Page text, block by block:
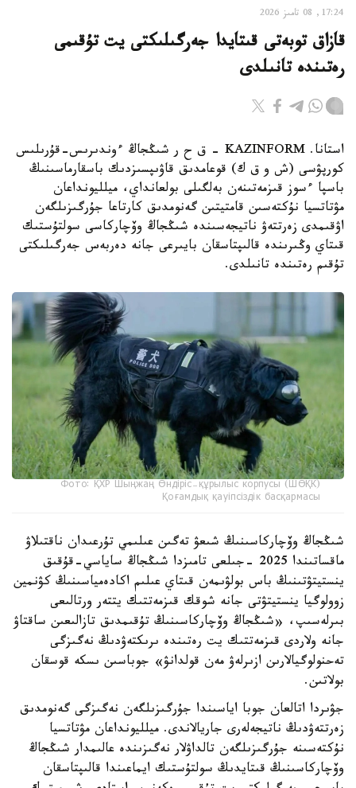
17:24, 08 تامىز 2026
قازاق توبەتى قىتايدا جەرگىلىكتى يت تۇقىمى
رەتىندە تانىلدى
استانا. KAZINFORM – ق ح ر شىڭجاڭ ءوندىرىس-قۇرىلىس
كورپۋسى (ش و ق ك) قوعامدىق قاۋىپسىزدىك باسقارماسىنىڭ
باسپا ءسوز قىزمەتىنەن بەلگىلى بولعانداي، ميلليونداعان
مۋتاتسيا نۇكتەسىن قامتيتىن گەنومدىق كارتاعا جۇرگىزىلگەن
اۋقىمدى زەرتتەۋ ناتيجەسىندە شىڭجاڭ وۆچاركاسى سولتۇستىك
قىتاي وڭىرىندە قالىپتاسقان بايىرعى جانە دەربەس جەرگىلىكتى
تۇقىم رەتىندە تانىلدى.
Фото: ҚХР Шыңжаң Өндіріс-құрылыс корпусы (ШӨҚК)
Қоғамдық қауіпсіздік басқармасы
شىڭجاڭ وۆچاركاسىنىڭ شىعۋ تەگىن عىلىمي تۇرعىدان ناقتىلاۋ
ماقساتىندا 2025 -جىلعى تامىزدا شىڭجاڭ ساياسي-قۇقىق
ينستيتۋتىنىڭ باس بولۋىمەن قىتاي عىلىم اكادەمياسىنىڭ كۋنمين
زوولوگيا ينستيتۋتى جانە شوقك قىزمەتتىك يتتەر ورتالىعى
بىرلەسىپ، «شىڭجاڭ وۆچاركاسىنىڭ تۇقىمدىق تازالىعىن ساقتاۋ
جانە ولاردى قىزمەتتىك يت رەتىندە ىرىكتەۋدىڭ نەگىزگى
تەحنولوگيالارىن ازىرلەۋ مەن قولدانۋ» جوباسىن ىسكە قوسقان
بولاتىن.
جۋىردا اتالعان جوبا اياسىندا جۇرگىزىلگەن نەگىزگى گەنومدىق
زەرتتەۋدىڭ ناتيجەلەرى جاريالاندى. ميلليونداعان مۋتاتسيا
نۇكتەسىنە جۇرگىزىلگەن تالداۋلار نەگىزىندە عالىمدار شىڭجاڭ
وۆچاركاسىنىڭ قىتايدىڭ سولتۇستىك ايماعىندا قالىپتاسقان